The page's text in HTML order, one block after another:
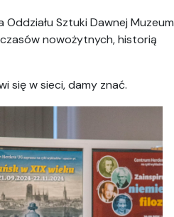
Sztuki Dawnej Muzeum
nowożytnych, historią
się w sieci, damy znać.